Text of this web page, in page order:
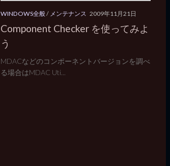
WINDOWS全般/ メンテナンス 2009年11月21日
Component Checker を使ってみよ
う
MDACなどのコンポーネントバージョンを調べ
る場合はMDAC Uti...